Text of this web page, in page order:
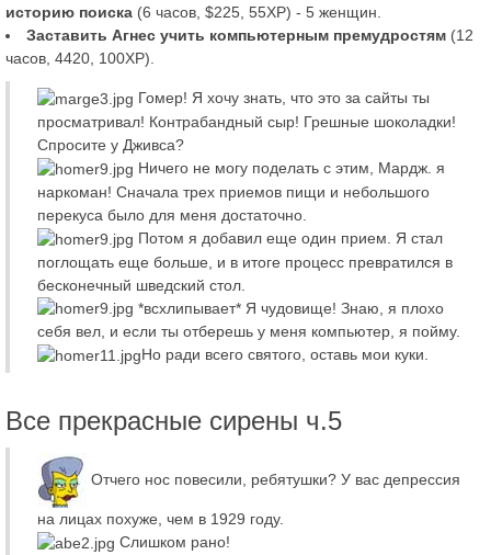
историю поиска (6 часов, $225, 55XP) - 5 женщин.
Заставить Агнес учить компьютерным премудростям (12
часов, 4420, 100XP).
Гомер! Я хочу знать, что это за сайты ты
просматривал! Контрабандный сыр! Грешные шоколадки!
Спросите у Дживса?
Ничего не могу поделать с этим, Мардж. я
наркоман! Сначала трех приемов пищи и небольшого
перекуса было для меня достаточно.
Потом я добавил еще один прием. Я стал
поглощать еще больше, и в итоге процесс превратился в
бесконечный шведский стол.
*всхлипывает* Я чудовище! Знаю, я плохо
себя вел, и если ты отберешь у меня компьютер, я пойму.
Но ради всего святого, оставь мои куки.
Все прекрасные сирены ч.5
Отчего нос повесили, ребятушки? У вас депрессия
на лицах похуже, чем в 1929 году.
Слишком рано!